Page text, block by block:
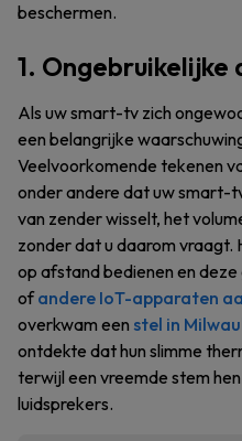
beschermen.
1.
Als uw smart-tv zich
een belangrijke
Veelvoorkomende tekenen
onder andere dat uw smart-
van zender wisselt, het
zonder dat u daarom vraagt.
op afstand bedienen en
ofandere IoT-apparaten
overkwam een stel in
ontdekte dat hun slimme
terwijl een vreemde stem
luidsprekers.